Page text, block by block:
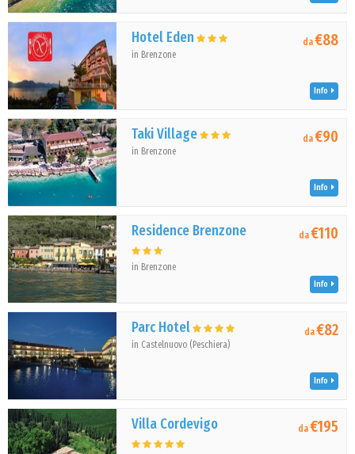
Hotel Eden
in Brenzone
da€88
Info
Taki Village
in Brenzone
da€90
Info
Residence Brenzone
in Brenzone
da€110
Info
Parc Hotel
in Castelnuovo (Peschiera)
da€82
Info
Villa Cordevigo da€195